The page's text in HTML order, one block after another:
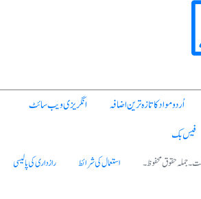
اُردو مواد کا تازہ ترین اضافہ
انگریزی ویب سائٹ
فیس بک
استعمال کی شرائط
رازداری کی پالیسی